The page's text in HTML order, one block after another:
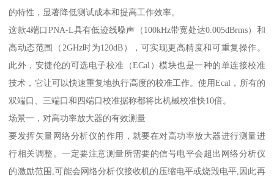
的特性，显著降低测试成本和提高工作效率。
这款4端口PNA-L具有低迹线噪声（100kHz带宽处达0.005dBrms）和
高动态范围（2GHz时为120dB），可实现更高精度和可重复操作。
此外，安捷伦的可选电子校准（ECal）模块也是一种的单连接校准
技术，它让可以快速重复地执行高度的校准工作。使用Ecal，所有的
双端口、三端口和四端口校准据称都将比机械校准快10倍。
场景一，对高功率放大器的有效测量
要发挥矢量网络分析仪的作用，就要在对高功率放大器进行测量进
行相关调整。一定要注意测量所需要的信号电平会超出网络分析仪
的激励范围,可能会网络分析仪接收机的压缩电平或烧毁电平,因此再